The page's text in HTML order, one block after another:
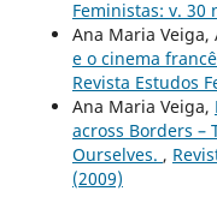
Feministas: v. 30
Ana Maria Veiga,
e o cinema
Revista Estudos
Ana Maria Veiga,
across Borders –
Ourselves. ,
(2009)